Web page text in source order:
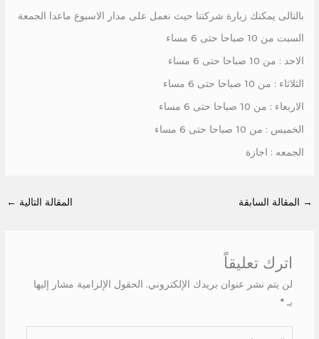
بالتالى يمكنك زيارة شركتنا حيث نعمل على مدار الاسبوع ماعدا الجمعة
السبت من 10 صباحا حتى 6 مساء
الاحد : من 10 صباحا حتى 6 مساء
الثلاثاء : من 10 صباحا حتى 6 مساء
الاربعاء : من 10 صباحا حتى 6 مساء
الخميس : من 10 صباحا حتى 6 مساء
الجمعه : اجازة
→ المقالة السابقة المقالة التالية ←
اترك تعليقاً
لن يتم نشر عنوان بريدك الإلكتروني. الحقول الإلزامية مشار إليها
بـ *